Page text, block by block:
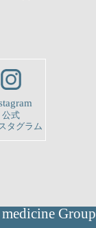
公式
タグラム
Group